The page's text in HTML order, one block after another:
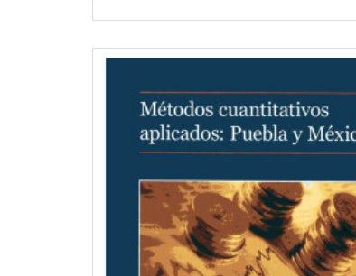
QUICKVIEW
WISHLIST